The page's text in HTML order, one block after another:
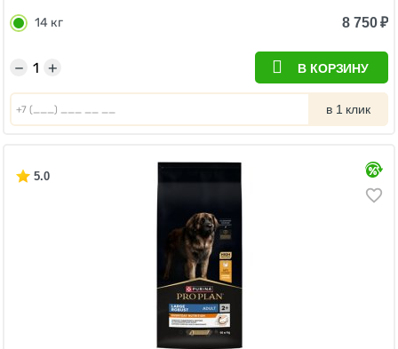
14 кг 8 750₽
+
− В КОРЗИНУ
в 1 клик
5.0